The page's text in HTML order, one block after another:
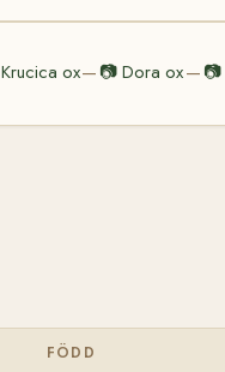
Krucica ox— 📷Dora ox— 📷
FÖDD